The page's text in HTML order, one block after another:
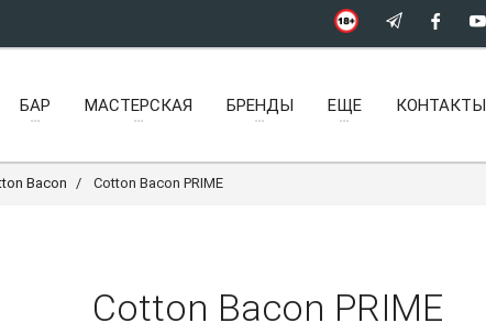
БАР МАСТЕРСКАЯ БРЕНДЫ ЕЩЕ КОНТАКТЫ
Bacon Cotton Bacon PRIME
Cotton Bacon PRIME